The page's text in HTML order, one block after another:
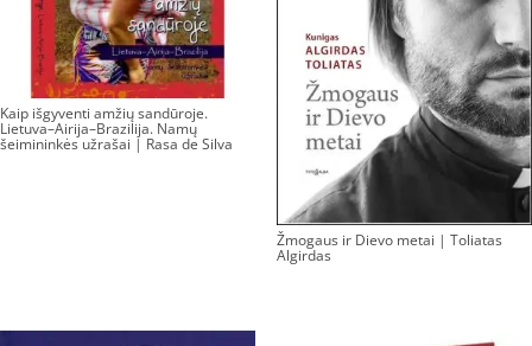
Kaip išgyventi amžių sandūroje.
Lietuva–Airija–Brazilija. Namų
šeimininkės užrašai | Rasa de Silva
Žmogaus ir Dievo metai | Toliatas
Algirdas